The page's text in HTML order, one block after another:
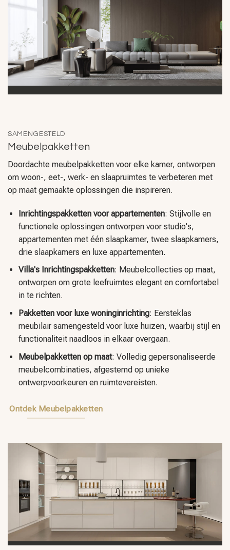
SAMENGESTELD
Meubelpakketten
Doordachte meubelpakketten voor elke kamer, ontworpen
om woon-, eet-, werk- en slaapruimtes te verbeteren met
op maat gemaakte oplossingen die inspireren.
Inrichtingspakketten voor appartementen: Stijlvolle en
functionele oplossingen ontworpen voor studio's,
appartementen met één slaapkamer, twee slaapkamers,
drie slaapkamers en luxe appartementen.
Villa's Inrichtingspakketten: Meubelcollecties op maat,
ontworpen om grote leefruimtes elegant en comfortabel
in te richten.
Pakketten voor luxe woninginrichting: Eersteklas
meubilair samengesteld voor luxe huizen, waarbij stijl en
functionaliteit naadloos in elkaar overgaan.
Meubelpakketten op maat: Volledig gepersonaliseerde
meubelcombinaties, afgestemd op unieke
ontwerpvoorkeuren en ruimtevereisten.
Ontdek Meubelpakketten